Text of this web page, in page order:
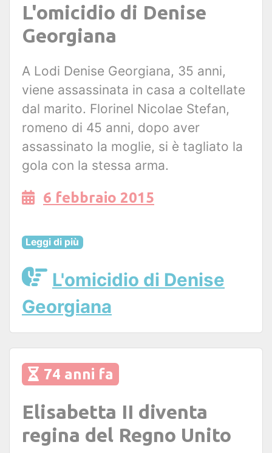
L'omicidio di Denise
Georgiana
A Lodi Denise Georgiana, 35 anni,
viene assassinata in casa a coltellate
dal marito. Florinel Nicolae Stefan,
romeno di 45 anni, dopo aver
assassinato la moglie, si è tagliato la
gola con la stessa arma.
6 febbraio 2015
Leggi di più
L'omicidio di Denise
Georgiana
74 anni fa
Elisabetta II diventa
regina del Regno Unito